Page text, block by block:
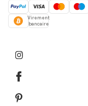
Virement
bancaire